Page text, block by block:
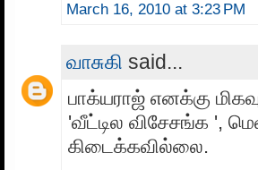
March 16, 2010 at 3:23 PM
வாசுகி said...
பாக்யராஜ் எனக்கு
'வீட்டில விசேசங்க ',
கிடைக்கவில்லை.